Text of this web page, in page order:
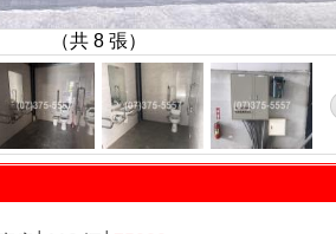
（共 8 張）